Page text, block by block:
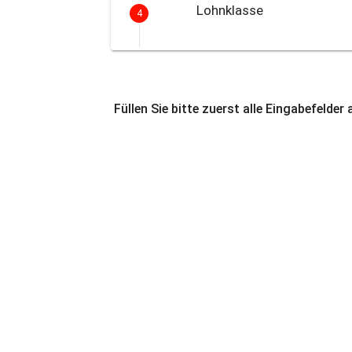
4 Lohnklasse
Füllen Sie bitte zuerst alle Eingabefelder